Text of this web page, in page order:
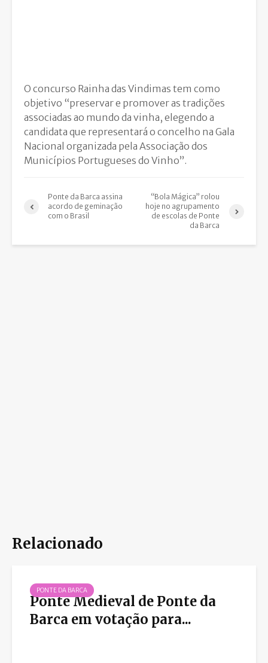
O concurso Rainha das Vindimas tem como
objetivo “preservar e promover as tradições
associadas ao mundo da vinha, elegendo a
candidata que representará o concelho na Gala
Nacional organizada pela Associação dos
Municípios Portugueses do Vinho”.
Ponte da Barca assina
acordo de geminação
com o Brasil
“Bola Mágica” rolou
hoje no agrupamento
de escolas de Ponte
da Barca
Relacionado
PONTE DA BARCA
Ponte Medieval de Ponte da
Barca em votação para...